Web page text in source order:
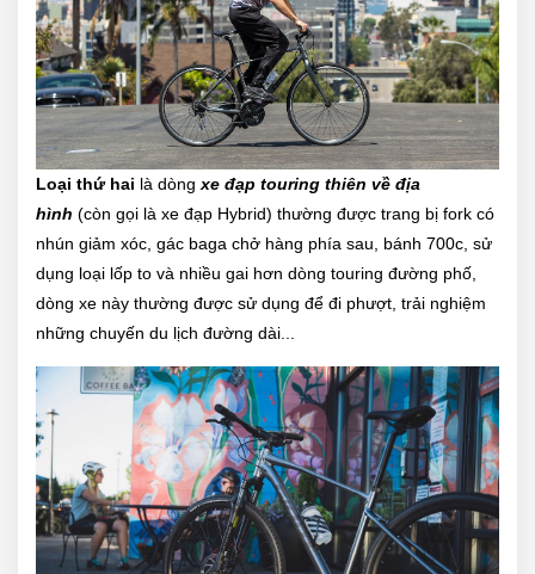
Loại thứ hai là dòng xe đạp touring thiên về địa
hình (còn gọi là xe đạp Hybrid) thường được trang bị fork có
nhún giảm xóc, gác baga chở hàng phía sau, bánh 700c, sử
dụng loại lốp to và nhiều gai hơn dòng touring đường phố,
dòng xe này thường được sử dụng để đi phượt, trải nghiệm
những chuyến du lịch đường dài...